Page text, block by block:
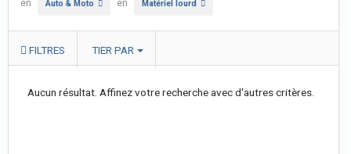
en Auto & Moto en Matériel lourd
FILTRES TIER PAR
Aucun résultat. Affinez votre recherche avec d'autres critères.